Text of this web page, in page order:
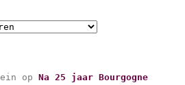
opNa 25 jaar Bourgogne